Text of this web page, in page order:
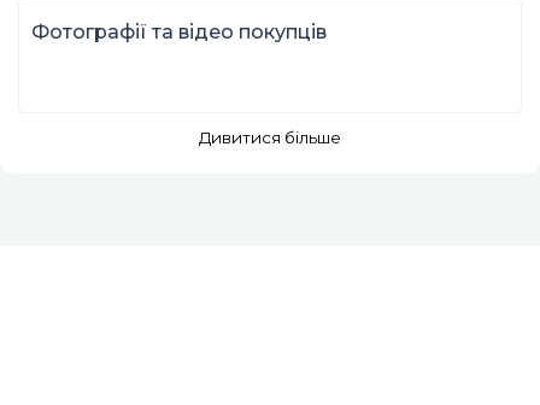
Фотографії та відео покупців
Дивитися більше